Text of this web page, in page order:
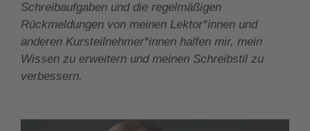
Schreibaufgaben und die regelmäßigen
Rückmeldungen von meinen Lektor*innen und
anderen Kursteilnehmer*innen halfen mir, mein
Wissen zu erweitern und meinen Schreibstil zu
verbessern.